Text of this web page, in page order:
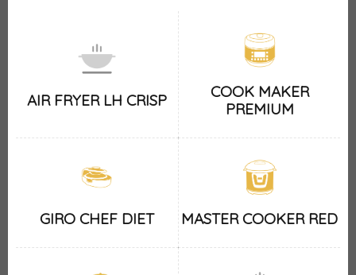
AIR FRYER LH CRISP
COOK MAKER
PREMIUM
GIRO CHEF DIET MASTER COOKER RED